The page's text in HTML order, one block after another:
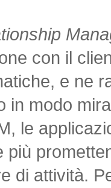
con il
e ne
in modo
le
più
di attività.